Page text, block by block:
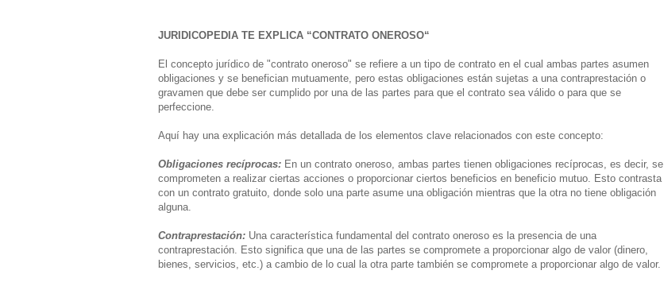
JURIDICOPEDIA TE EXPLICA “CONTRATO ONEROSO“
El concepto jurídico de "contrato oneroso" se refiere a un tipo de contrato en el cual ambas partes asumen
obligaciones y se benefician mutuamente, pero estas obligaciones están sujetas a una contraprestación o
gravamen que debe ser cumplido por una de las partes para que el contrato sea válido o para que se
perfeccione.
Aquí hay una explicación más detallada de los elementos clave relacionados con este concepto:
Obligaciones recíprocas: En un contrato oneroso, ambas partes tienen obligaciones recíprocas, es decir, se
comprometen a realizar ciertas acciones o proporcionar ciertos beneficios en beneficio mutuo. Esto contrasta
con un contrato gratuito, donde solo una parte asume una obligación mientras que la otra no tiene obligación
alguna.
Contraprestación: Una característica fundamental del contrato oneroso es la presencia de una
contraprestación. Esto significa que una de las partes se compromete a proporcionar algo de valor (dinero,
bienes, servicios, etc.) a cambio de lo cual la otra parte también se compromete a proporcionar algo de valor.